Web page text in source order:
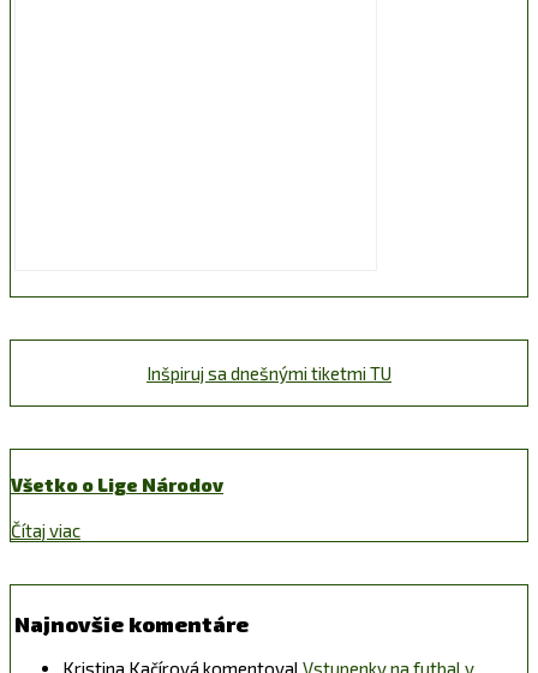
Inšpiruj sa dnešnými tiketmi TU
Všetko o Lige Národov
Čítaj viac
Najnovšie komentáre